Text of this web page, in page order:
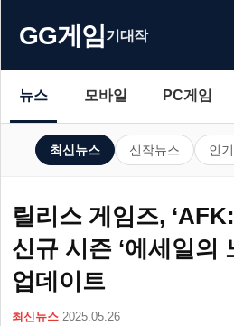
GG게임기대작
뉴스 모바일 PC게임
최신뉴스 신작뉴스 인
릴리스 게임즈,
신규 시즌 ‘에세일의
업데이트
최신뉴스 2025.05.26